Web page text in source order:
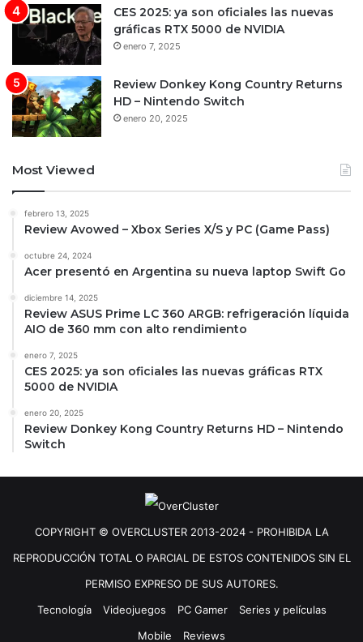
CES 2025: ya son oficiales las nuevas
gráficas RTX 5000 de NVIDIA
enero 7, 2025
Review Donkey Kong Country Returns
HD – Nintendo Switch
enero 20, 2025
Most Viewed
febrero 13, 2025
Review Avowed – Xbox Series X/S y PC (Game Pass)
octubre 24, 2024
Acer presentó en Argentina su nueva laptop Swift Go
diciembre 14, 2025
Review ASUS Prime LC 360 ARGB: refrigeración líquida
AIO de 360 mm con alto rendimiento
enero 7, 2025
CES 2025: ya son oficiales las nuevas gráficas RTX
5000 de NVIDIA
enero 20, 2025
Review Donkey Kong Country Returns HD – Nintendo
Switch
COPYRIGHT © OVERCLUSTER 2013-2024 - PROHIBIDA LA
REPRODUCCIÓN TOTAL O PARCIAL DE ESTOS CONTENIDOS SIN EL
PERMISO EXPRESO DE SUS AUTORES.
Tecnología
Videojuegos PC Gamer
Series y películas
Mobile
Reviews